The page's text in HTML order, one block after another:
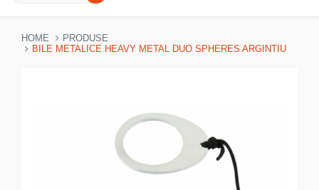
HOME
PRODUSE
BILE METALICE HEAVY METAL DUO SPHERES ARGINTIU